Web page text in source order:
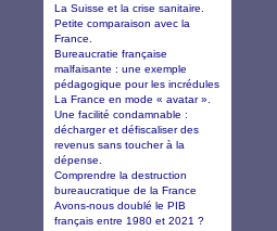
La Suisse et la crise sanitaire.
Petite comparaison avec la
France.
Bureaucratie française
malfaisante : une exemple
pédagogique pour les incrédules
La France en mode « avatar ».
Une facilité condamnable :
décharger et défiscaliser des
revenus sans toucher à la
dépense.
Comprendre la destruction
bureaucratique de la France
Avons-nous doublé le PIB
français entre 1980 et 2021 ?